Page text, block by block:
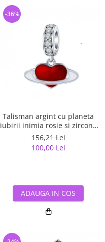
Talisman argint cu planeta
iubirii inimia rosie si zirconii
albe
156,21 Lei
100,00 Lei
-36%
ADAUGA IN COS